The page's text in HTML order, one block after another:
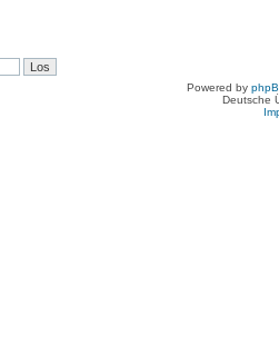
Powered by
Deutsche